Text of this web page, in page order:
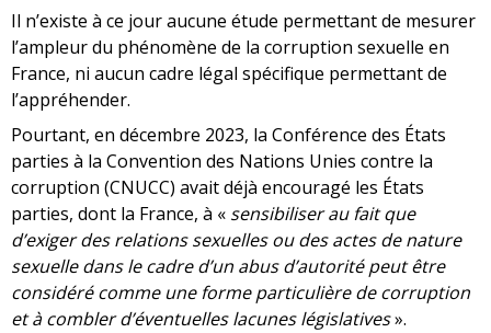
Il n’existe à ce jour aucune étude permettant de mesurer
l’ampleur du phénomène de la corruption sexuelle en
France, ni aucun cadre légal spécifique permettant de
l’appréhender.
Pourtant, en décembre 2023, la Conférence des États
parties à la Convention des Nations Unies contre la
corruption (CNUCC) avait déjà encouragé les États
parties, dont la France, à « sensibiliser au fait que
d’exiger des relations sexuelles ou des actes de nature
sexuelle dans le cadre d’un abus d’autorité peut être
considéré comme une forme particulière de corruption
et à combler d’éventuelles lacunes législatives».